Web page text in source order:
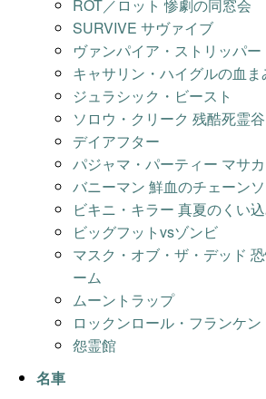
ROT／ロット 惨劇の同窓会
SURVIVE サヴァイブ
ヴァンパイア・ストリッパー
キャサリン・ハイグルの血ま
ジュラシック・ビースト
ソロウ・クリーク 残酷死霊谷
デイアフター
パジャマ・パーティー マサ
バニーマン 鮮血のチェーン
ビキニ・キラー 真夏のくい
ビッグフットvsゾンビ
マスク・オブ・ザ・デッド
ーム
ムーントラップ
ロックンロール・フランケン
怨霊館
名車